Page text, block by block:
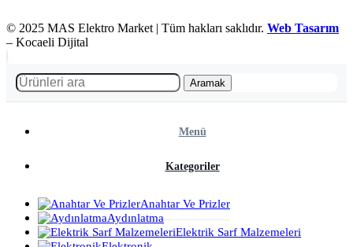
© 2025 MAS Elektro Market | Tüm hakları saklıdır. Web Tasarım
– Kocaeli Dijital
Aramak
Menü
Kategoriler
Anahtar Ve Prizler
Aydınlatma
Elektrik Sarf Malzemeleri